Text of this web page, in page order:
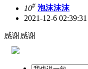
10# 泡沫沫沫
2021-12-6 02:39:31
感谢感谢